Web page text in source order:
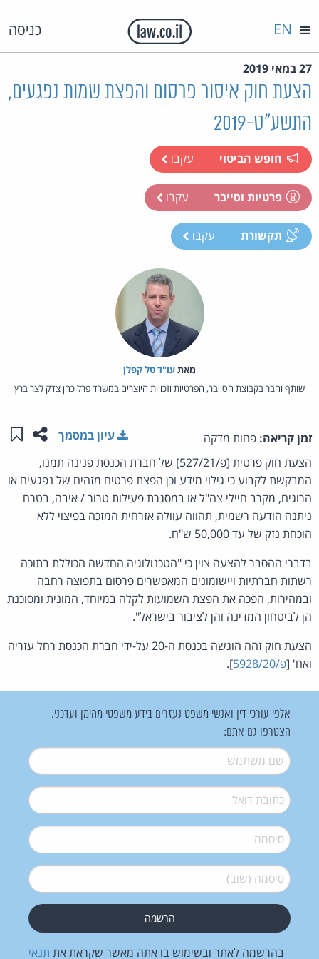
כניסה EN
27 במאי 2019
הצעת חוק איסור פרסום והפצת שמות נפגעים,
התשע"ט-2019
חופש הביטוי עקבו
פרטיות וסייבר עקבו
תקשורת עקבו
מאת‏עו"ד טל קפלן
שותף וחבר בקבוצת הסייבר, הפרטיות וזכויות היוצרים במשרד פרל כהן צדק לצר ברץ
זמן קריאה: פחות מדקה שתפו
עיון במסמך
הצעת חוק פרטית [פ/527/21] של חברת הכנסת פנינה תמנו,
המבקשת לקבוע כי גילוי מידע וכן הפצת פרטים מזהים של נפגעים או
הרוגים, מקרב חיילי צה"ל או במסגרת פעילות טרור / איבה, בטרם
ניתנה הודעה רשמית, תהווה עוולה אזרחית המזכה בפיצוי ללא
הוכחת נזק של עד 50,000 ש"ח.
בדברי ההסבר להצעה צוין כי "הטכנולוגיה החדשה הכוללת בתוכה
רשתות חברתיות ויישומונים המאפשרים פרסום בתפוצה רחבה
ובמהירות, הפכה את הפצת השמועות לקלה במיוחד, המונית ומסוכנת
הן לביטחון המדינה והן לציבור בישראל".
הצעת חוק זהה הוגשה בכנסת ה-20 על-ידי חברת הכנסת רחל עזריה
ואח' [פ/5928/20 ].
אלפי עורכי דין ואנשי משפט נעזרים בידע משפטי מהימן ועדכני.
הצטרפו גם אתם:
שם משתמש*
דואל*
סיסמה*
סיסמה (שוב)*
בהרשמה לאתר ובשימוש בו אתה מאשר שקראת את תנאי